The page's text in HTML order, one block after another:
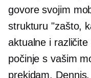
govore svojim
strukturu "zašto,
aktualne i
počinje s vašim
prekidam, Dennis.